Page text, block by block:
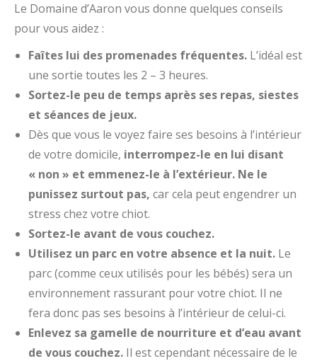
Le Domaine d’Aaron vous donne quelques conseils
pour vous aidez :
Faîtes lui des promenades fréquentes. L’idéal est
une sortie toutes les 2 – 3 heures.
Sortez-le peu de temps après ses repas, siestes
et séances de jeux.
Dès que vous le voyez faire ses besoins à l’intérieur
de votre domicile, interrompez-le en lui disant
« non » et emmenez-le à l’extérieur. Ne le
punissez surtout pas, car cela peut engendrer un
stress chez votre chiot.
Sortez-le avant de vous couchez.
Utilisez un parc en votre absence et la nuit. Le
parc (comme ceux utilisés pour les bébés) sera un
environnement rassurant pour votre chiot. Il ne
fera donc pas ses besoins à l’intérieur de celui-ci.
Enlevez sa gamelle de nourriture et d’eau avant
de vous couchez. Il est cependant nécessaire de le